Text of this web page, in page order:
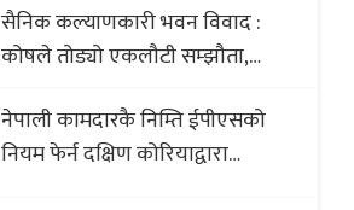
सैनिक कल्याणकारी भवन विवाद :
कोषले तोड्यो एकलौटी सम्झौता,
(भिडियो)
नेपाली कामदारकै निम्ति ईपीएसको
नियम फेर्न दक्षिण कोरियाद्वारा